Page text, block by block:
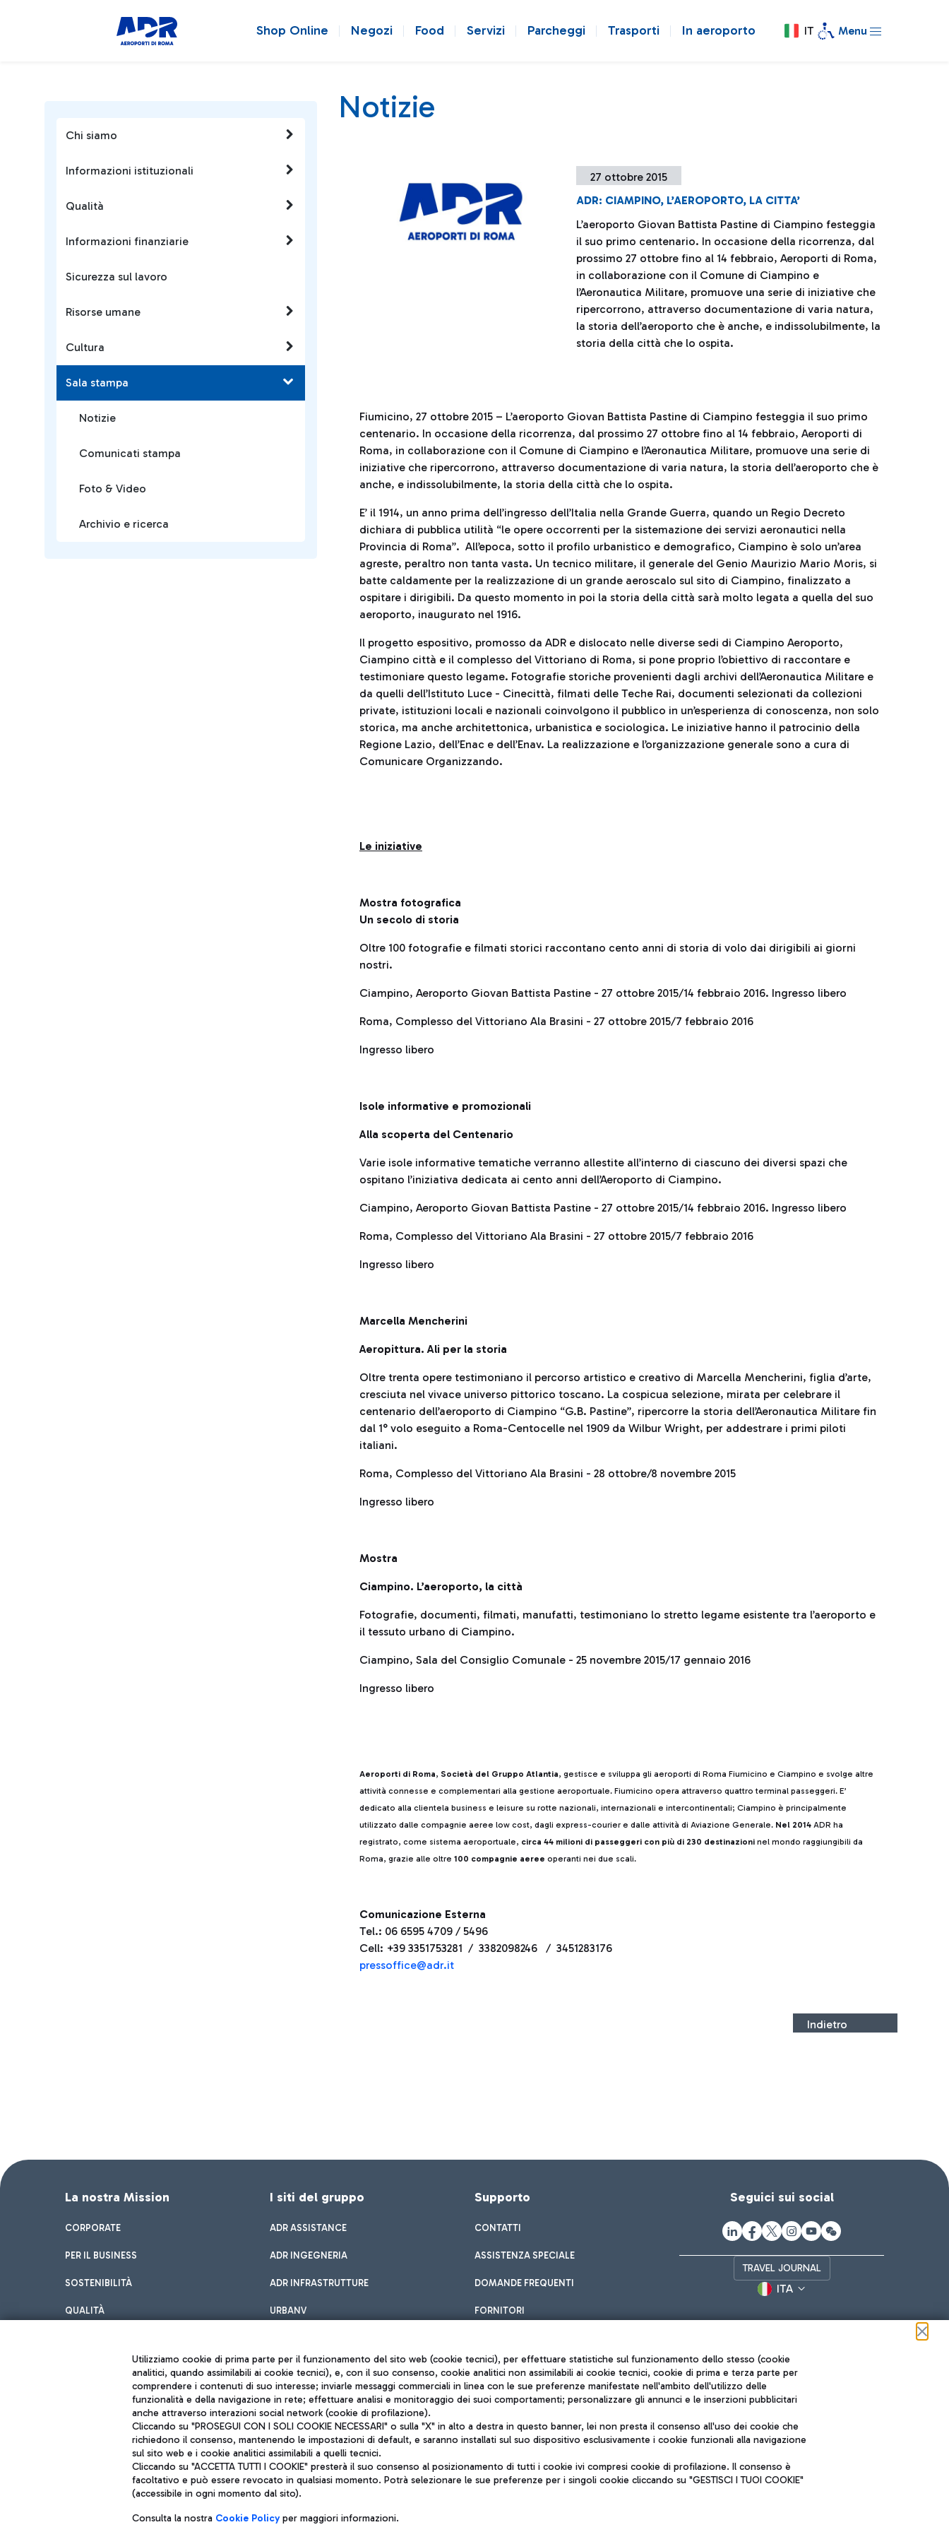
Shop Online Negozi Food Servizi Parcheggi Trasporti In aeroporto IT Menu
Chi siamo
Informazioni istituzionali
Qualità
Informazioni finanziarie
Sicurezza sul lavoro
Risorse umane
Cultura
Sala stampa
Notizie
Comunicati stampa
Foto & Video
Archivio e ricerca
Notizie
27 ottobre 2015
ADR: CIAMPINO, L’AEROPORTO, LA CITTA’
L’aeroporto Giovan Battista Pastine di Ciampino festeggia
il suo primo centenario. In occasione della ricorrenza, dal
prossimo 27 ottobre fino al 14 febbraio, Aeroporti di Roma,
in collaborazione con il Comune di Ciampino e
l’Aeronautica Militare, promuove una serie di iniziative che
ripercorrono, attraverso documentazione di varia natura,
la storia dell’aeroporto che è anche, e indissolubilmente, la
storia della città che lo ospita.
Fiumicino, 27 ottobre 2015 – L’aeroporto Giovan Battista Pastine di Ciampino festeggia il suo primo
centenario. In occasione della ricorrenza, dal prossimo 27 ottobre fino al 14 febbraio, Aeroporti di
Roma, in collaborazione con il Comune di Ciampino e l’Aeronautica Militare, promuove una serie di
iniziative che ripercorrono, attraverso documentazione di varia natura, la storia dell’aeroporto che è
anche, e indissolubilmente, la storia della città che lo ospita.
E’ il 1914, un anno prima dell’ingresso dell’Italia nella Grande Guerra, quando un Regio Decreto
dichiara di pubblica utilità “le opere occorrenti per la sistemazione dei servizi aeronautici nella
Provincia di Roma”. All’epoca, sotto il profilo urbanistico e demografico, Ciampino è solo un’area
agreste, peraltro non tanta vasta. Un tecnico militare, il generale del Genio Maurizio Mario Moris, si
batte caldamente per la realizzazione di un grande aeroscalo sul sito di Ciampino, finalizzato a
ospitare i dirigibili. Da questo momento in poi la storia della città sarà molto legata a quella del suo
aeroporto, inaugurato nel 1916.
Il progetto espositivo, promosso da ADR e dislocato nelle diverse sedi di Ciampino Aeroporto,
Ciampino città e il complesso del Vittoriano di Roma, si pone proprio l’obiettivo di raccontare e
testimoniare questo legame. Fotografie storiche provenienti dagli archivi dell’Aeronautica Militare e
da quelli dell’Istituto Luce - Cinecittà, filmati delle Teche Rai, documenti selezionati da collezioni
private, istituzioni locali e nazionali coinvolgono il pubblico in un’esperienza di conoscenza, non solo
storica, ma anche architettonica, urbanistica e sociologica. Le iniziative hanno il patrocinio della
Regione Lazio, dell’Enac e dell’Enav. La realizzazione e l’organizzazione generale sono a cura di
Comunicare Organizzando.
Le iniziative
Mostra fotografica
Un secolo di storia
Oltre 100 fotografie e filmati storici raccontano cento anni di storia di volo dai dirigibili ai giorni
nostri.
Ciampino, Aeroporto Giovan Battista Pastine - 27 ottobre 2015/14 febbraio 2016. Ingresso libero
Roma, Complesso del Vittoriano Ala Brasini - 27 ottobre 2015/7 febbraio 2016
Ingresso libero
Isole informative e promozionali
Alla scoperta del Centenario
Varie isole informative tematiche verranno allestite all’interno di ciascuno dei diversi spazi che
ospitano l’iniziativa dedicata ai cento anni dell’Aeroporto di Ciampino.
Ciampino, Aeroporto Giovan Battista Pastine - 27 ottobre 2015/14 febbraio 2016. Ingresso libero
Roma, Complesso del Vittoriano Ala Brasini - 27 ottobre 2015/7 febbraio 2016
Ingresso libero
Marcella Mencherini
Aeropittura. Ali per la storia
Oltre trenta opere testimoniano il percorso artistico e creativo di Marcella Mencherini, figlia d’arte,
cresciuta nel vivace universo pittorico toscano. La cospicua selezione, mirata per celebrare il
centenario dell’aeroporto di Ciampino “G.B. Pastine”, ripercorre la storia dell’Aeronautica Militare fin
dal 1° volo eseguito a Roma-Centocelle nel 1909 da Wilbur Wright, per addestrare i primi piloti
italiani.
Roma, Complesso del Vittoriano Ala Brasini - 28 ottobre/8 novembre 2015
Ingresso libero
Mostra
Ciampino. L’aeroporto, la città
Fotografie, documenti, filmati, manufatti, testimoniano lo stretto legame esistente tra l’aeroporto e
il tessuto urbano di Ciampino.
Ciampino, Sala del Consiglio Comunale - 25 novembre 2015/17 gennaio 2016
Ingresso libero
Aeroporti di Roma, Società del Gruppo Atlantia, gestisce e sviluppa gli aeroporti di Roma Fiumicino e Ciampino e svolge altre
attività connesse e complementari alla gestione aeroportuale. Fiumicino opera attraverso quattro terminal passeggeri. E’
dedicato alla clientela business e leisure su rotte nazionali, internazionali e intercontinentali; Ciampino è principalmente
utilizzato dalle compagnie aeree low cost, dagli express-courier e dalle attività di Aviazione Generale. Nel 2014 ADR ha
registrato, come sistema aeroportuale, circa 44 milioni di passeggeri con più di 230 destinazioni nel mondo raggiungibili da
Roma, grazie alle oltre 100 compagnie aeree operanti nei due scali.
Comunicazione Esterna
Tel.: 06 6595 4709 / 5496
Cell: +39 3351753281 / 3382098246 / 3451283176
pressoffice@adr.it
Indietro
La nostra Mission
CORPORATE
PER IL BUSINESS
SOSTENIBILITÀ
QUALITÀ
I siti del gruppo
ADR ASSISTANCE
ADR INGEGNERIA
ADR INFRASTRUTTURE
URBANV
Supporto
CONTATTI
ASSISTENZA SPECIALE
DOMANDE FREQUENTI
FORNITORI
Seguici sui social
TRAVEL JOURNAL
ITA
Aeroporti di Roma S.p.A. - Società soggetta a direzione e coordinamento di Mundys S.p.A.
Codice fiscale e Registro delle Imprese di Roma 13032990155 P. IVA 06572251004
Capitale sociale 62.224.743,00 int. vers.
Sede legale: Via Pier Paolo Racchetti 1 - 00054 Fiumicino (RM) telefono +39 06 65951
Note legali
Mappa sito
Accessibilità
Roma FCO
L'aeroporto stellato
QUALITÀ SOSTENIBILITÀ INNOVAZIONE
Utilizziamo cookie di prima parte per il funzionamento del sito web (cookie tecnici), per effettuare statistiche sul funzionamento dello stesso (cookie
analitici, quando assimilabili ai cookie tecnici), e, con il suo consenso, cookie analitici non assimilabili ai cookie tecnici, cookie di prima e terza parte per
comprendere i contenuti di suo interesse; inviarle messaggi commerciali in linea con le sue preferenze manifestate nell'ambito dell'utilizzo delle
funzionalità e della navigazione in rete; effettuare analisi e monitoraggio dei suoi comportamenti; personalizzare gli annunci e le inserzioni pubblicitari
anche attraverso interazioni social network (cookie di profilazione).
Cliccando su "PROSEGUI CON I SOLI COOKIE NECESSARI" o sulla "X" in alto a destra in questo banner, lei non presta il consenso all'uso dei cookie che
richiedono il consenso, mantenendo le impostazioni di default, e saranno installati sul suo dispositivo esclusivamente i cookie funzionali alla navigazione
sul sito web e i cookie analitici assimilabili a quelli tecnici.
Cliccando su "ACCETTA TUTTI I COOKIE" presterà il suo consenso al posizionamento di tutti i cookie ivi compresi cookie di profilazione. Il consenso è
facoltativo e può essere revocato in qualsiasi momento. Potrà selezionare le sue preferenze per i singoli cookie cliccando su "GESTISCI I TUOI COOKIE"
(accessibile in ogni momento dal sito).
Consulta la nostra Cookie Policyper maggiori informazioni.